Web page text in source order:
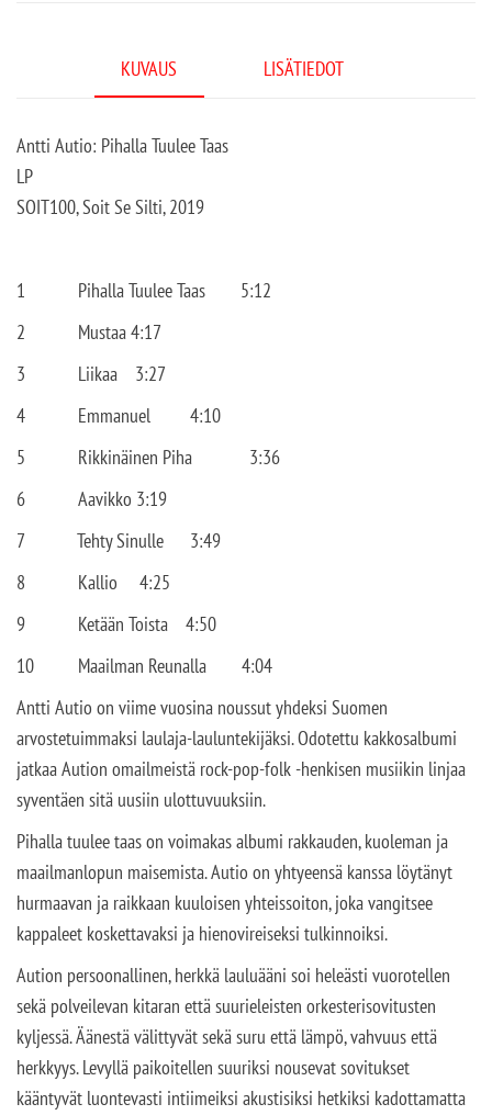
KUVAUS LISÄTIEDOT
Antti Autio: Pihalla Tuulee Taas
LP
SOIT100, Soit Se Silti, 2019
1 Pihalla Tuulee Taas
5:12
2
Mustaa 4:17
3
Liikaa
3:27
4
Emmanuel
4:10
5
Rikkinäinen Piha
3:36
6
Aavikko 3:19
7
Tehty Sinulle
3:49
8
Kallio
4:25
9
Ketään Toista
4:50
10
Maailman Reunalla
4:04
Antti Autio on viime vuosina noussut yhdeksi Suomen
arvostetuimmaksi laulaja-lauluntekijäksi. Odotettu kakkosalbumi
jatkaa Aution omailmeistä rock-pop-folk -henkisen musiikin linjaa
syventäen sitä uusiin ulottuvuuksiin.
Pihalla tuulee taas on voimakas albumi rakkauden, kuoleman ja
maailmanlopun maisemista. Autio on yhtyeensä kanssa löytänyt
hurmaavan ja raikkaan kuuloisen yhteissoiton, joka vangitsee
kappaleet koskettavaksi ja hienovireiseksi tulkinnoiksi.
Aution persoonallinen, herkkä lauluääni soi heleästi vuorotellen
sekä polveilevan kitaran että suurieleisten orkesterisovitusten
kyljessä. Äänestä välittyvät sekä suru että lämpö, vahvuus että
herkkyys. Levyllä paikoitellen suuriksi nousevat sovitukset
kääntyvät luontevasti intiimeiksi akustisiksi hetkiksi kadottamatta